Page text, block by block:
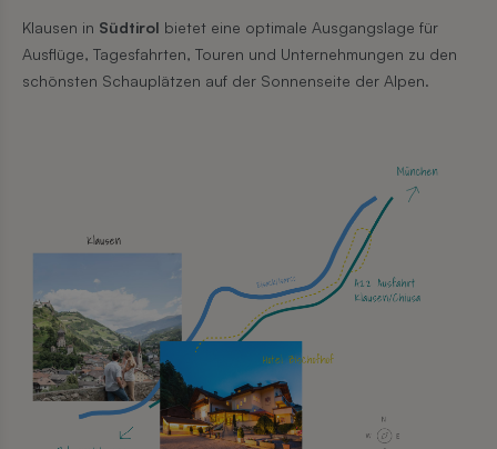
Klausen in Südtirol bietet eine optimale Ausgangslage für
Ausflüge, Tagesfahrten, Touren und Unternehmungen zu den
schönsten Schauplätzen auf der Sonnenseite der Alpen.